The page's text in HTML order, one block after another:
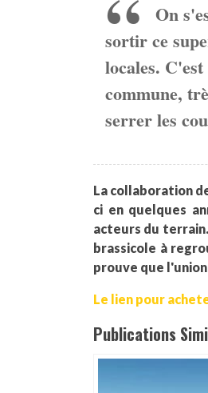
On
sortir ce
locales.
commune,
serrer les
La collaboration
ci en quelques
acteurs du
brassicole à
prouve que
Le lien pour
Publications